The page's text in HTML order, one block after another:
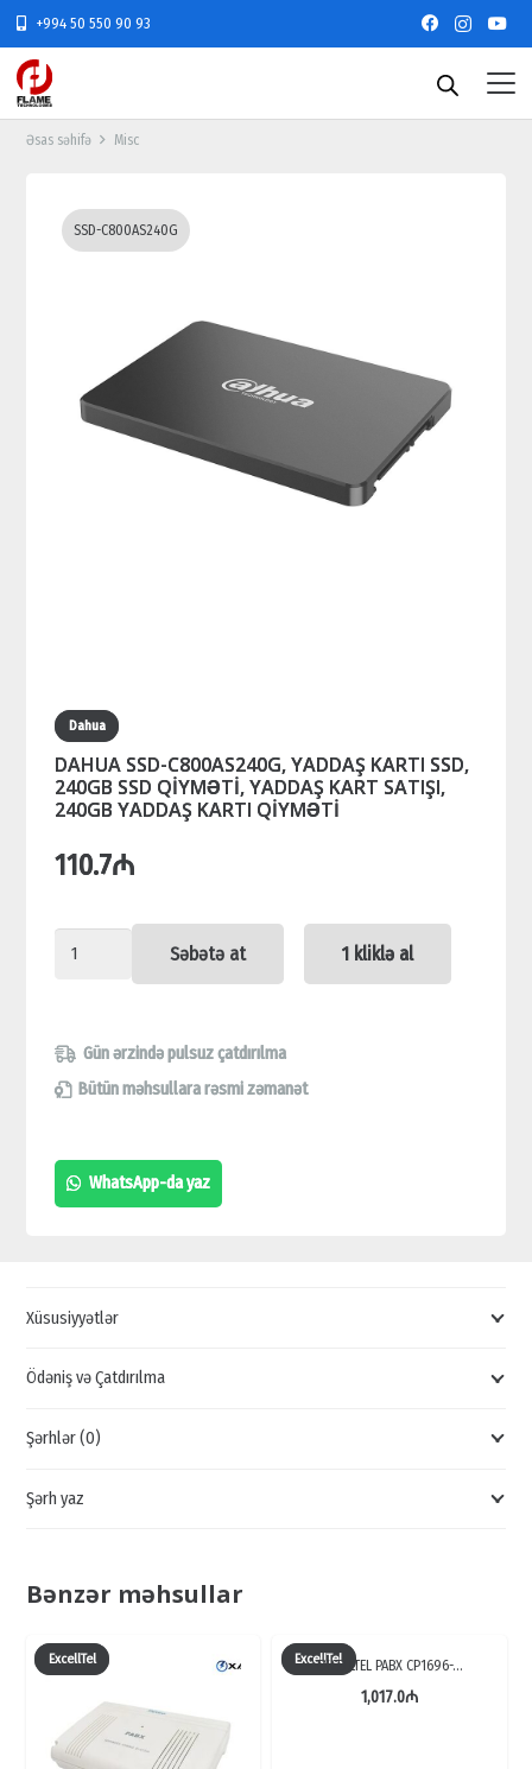
+994 50 550 90 93
Əsas səhifə Misc
SSD-C800AS240G
Dahua
DAHUA SSD-C800AS240G, YADDAŞ KARTI SSD,
240GB SSD QİYMƏTİ, YADDAŞ KART SATIŞI,
240GB YADDAŞ KARTI QİYMƏTİ
110.7₼
DAHUA
YADDAŞ
KARTI
240GB
SSD
240GB
KARTI
quantity
Səbətə at 1 kliklə al
Gün ərzində pulsuz çatdırılma
Bütün məhsullara rəsmi zəmanət
WhatsApp-da yaz
Xüsusiyyətlər
Ödəniş və Çatdırılma
Şərhlər (0)
Şərh yaz
Bənzər məhsullar
ExcellTel ExcellTelEXCELLTEL PABX CP1696-…
1,017.0₼